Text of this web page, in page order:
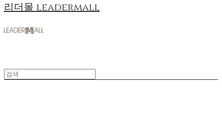
리더몰 leadermall